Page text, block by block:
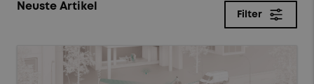
Neuste Artikel
Filter